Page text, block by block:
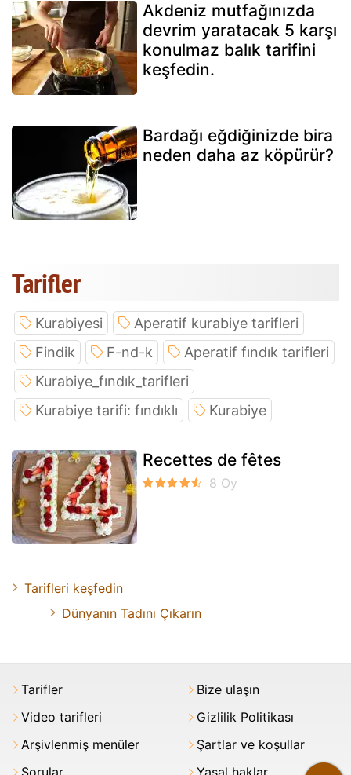
Akdeniz mutfağınızda
devrim yaratacak 5 karşı
konulmaz balık tarifini
keşfedin.
Bardağı eğdiğinizde bira
neden daha az köpürür?
Tarifler
Kurabiyesi
Aperatif kurabiye tarifleri
Findik
F-nd-k
Aperatif fındık tarifleri
Kurabiye_fındık_tarifleri
Kurabiye tarifi: fındıklı
Kurabiye
Recettes de fêtes
Tarifleri keşfedin
Dünyanın Tadını Çıkarın
Tarifler
Video tarifleri
Arşivlenmiş menüler
Bize ulaşın
Gizlilik Politikası
Şartlar ve koşullar